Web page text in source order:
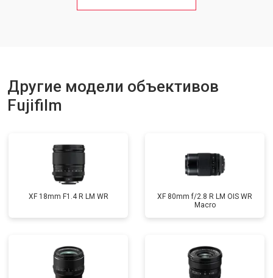
Другие модели объективов
Fujifilm
XF 18mm F1.4 R LM WR
XF 80mm f/2.8 R LM OIS WR
Macro